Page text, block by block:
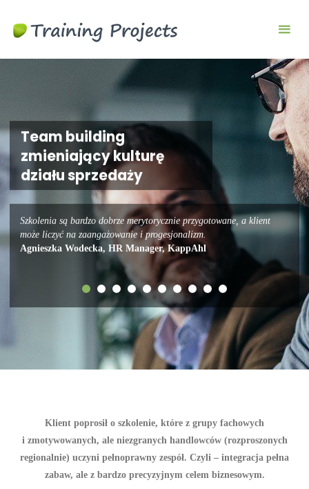
Team building
zmieniający kulturę
działu sprzedaży
Szkolenia są bardzo dobrze merytorycznie przygotowane, a klient
może liczyć na zaangażowanie i progesjonalizm.
Agnieszka Wodecka, HR Manager, KappAhl
Klient poprosił o szkolenie, które z grupy fachowych
i zmotywowanych, ale niezgranych handlowców (rozproszonych
regionalnie) uczyni pełnoprawny zespół. Czyli – integracja pełna
zabaw, ale z bardzo precyzyjnym celem biznesowym.